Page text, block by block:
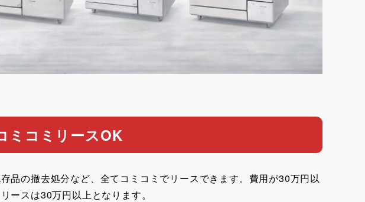
コミリースOK
品の撤去処分など、全てコミコミでリースできます。費用が30万円以
ースは30万円以上となります。